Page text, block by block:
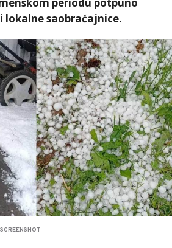
lokalne saobraćajnice.